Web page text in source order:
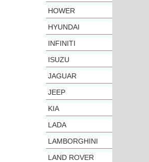
HOWER
HYUNDAI
INFINITI
ISUZU
JAGUAR
JEEP
KIA
LADA
LAMBORGHINI
LAND ROVER